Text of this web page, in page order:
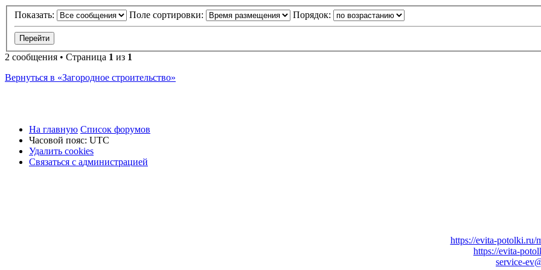
Показать: Поле сортировки: Порядок:
2 сообщения • Страница 1 из 1
Вернуться в «Загородное строительство»
На главную Список форумов
Часовой пояс: UTC
Удалить cookies
Связаться
Связаться с администрацией
https://evita-potolki.ru/
https://evita-
service-